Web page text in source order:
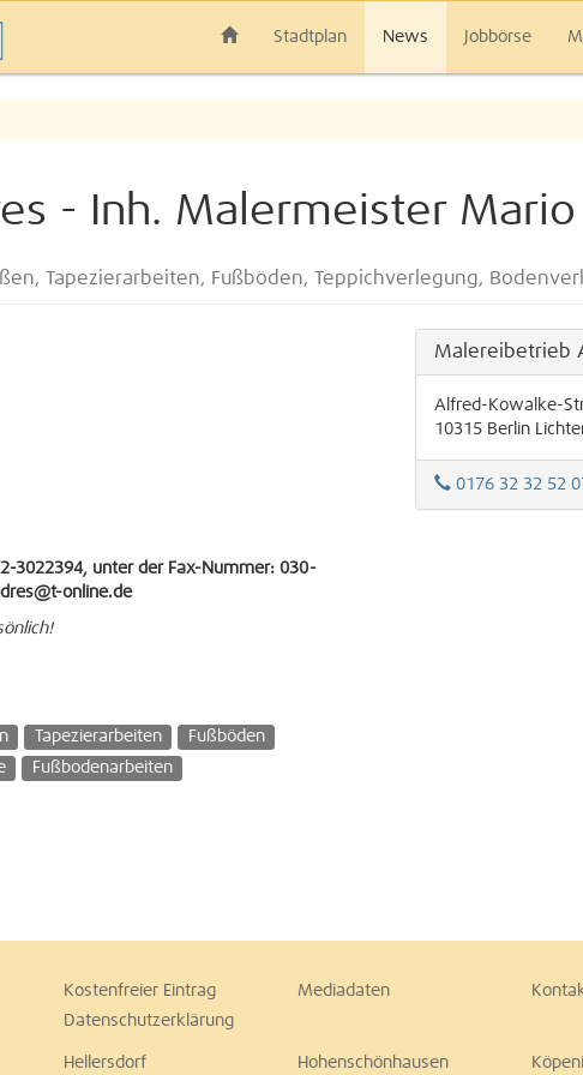
Stadtplan News Jobbörse
- Inh. Malermeister Mario
Tapezierarbeiten, Fußböden, Teppichverlegung,
3022394, unter der Fax-Nummer: 030-
online.de
Tapezierarbeiten
Fußböden
Fußbodenarbeiten
Malereibetrieb
Alfred-Kowalke-
10315 Berlin
0176 32 32 52
Kostenfreier Eintrag Mediadaten
Datenschutzerklärung
Hellersdorf Hohenschönhausen